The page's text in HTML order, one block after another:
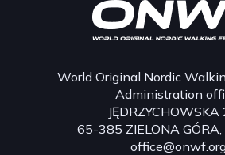
World Original Nordic
Administration
JĘDRZYCHOWSKA
65-385 ZIELONA